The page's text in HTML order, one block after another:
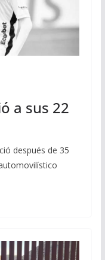
a sus 22
después de 35